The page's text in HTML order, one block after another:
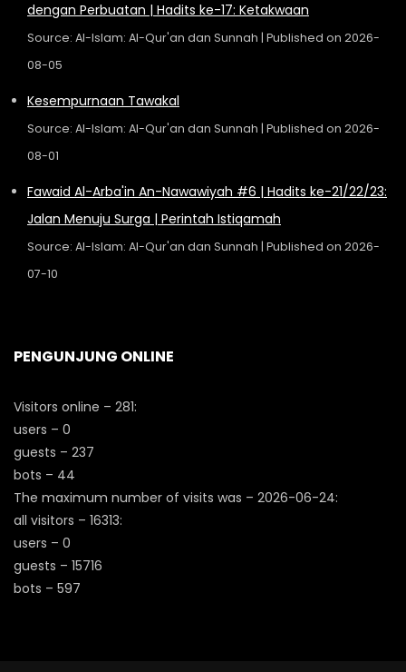
dengan Perbuatan | Hadits ke-17: Ketakwaan
Source: Al-Islam: Al-Qur'an dan Sunnah Published on 2026-
08-05
Kesempurnaan Tawakal
Source: Al-Islam: Al-Qur'an dan Sunnah Published on 2026-
08-01
Fawaid Al-Arba'in An-Nawawiyah #6 | Hadits ke-21/22/23:
Jalan Menuju Surga | Perintah Istiqamah
Source: Al-Islam: Al-Qur'an dan Sunnah Published on 2026-
07-10
PENGUNJUNG ONLINE
Visitors online – 281:
users – 0
guests – 237
bots – 44
The maximum number of visits was – 2026-06-24:
all visitors – 16313:
users – 0
guests – 15716
bots – 597